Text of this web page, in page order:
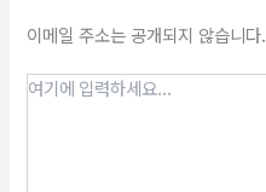
이메일 주소는 공개되지 않습니다.
여